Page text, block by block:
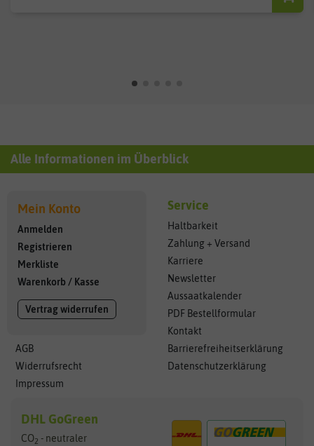
Alle Informationen im Überblick
Mein Konto
Anmelden
Registrieren
Merkliste
Warenkorb / Kasse
Vertrag widerrufen
AGB
Widerrufsrecht
Impressum
Service
Haltbarkeit
Zahlung + Versand
Karriere
Newsletter
Aussaatkalender
PDF Bestellformular
Kontakt
Barrierefreiheitserklärung
Datenschutzerklärung
DHL GoGreen
CO2 - neutraler